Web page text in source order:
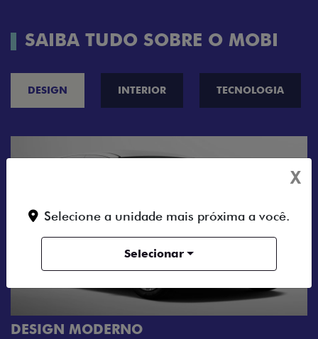
SAIBA TUDO SOBRE O MOBI
DESIGN INTERIOR TECNOLOGIA
CINCO
O Fiat Mobi tem
X
Selecione a unidade mais próxima a você.
Selecionar